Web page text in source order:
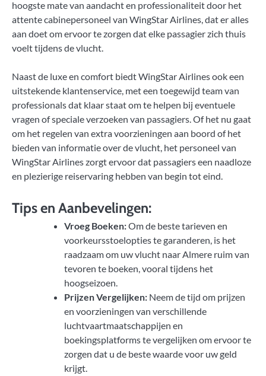
hoogste mate van aandacht en professionaliteit door het
attente cabinepersoneel van WingStar Airlines, dat er alles
aan doet om ervoor te zorgen dat elke passagier zich thuis
voelt tijdens de vlucht.
Naast de luxe en comfort biedt WingStar Airlines ook een
uitstekende klantenservice, met een toegewijd team van
professionals dat klaar staat om te helpen bij eventuele
vragen of speciale verzoeken van passagiers. Of het nu gaat
om het regelen van extra voorzieningen aan boord of het
bieden van informatie over de vlucht, het personeel van
WingStar Airlines zorgt ervoor dat passagiers een naadloze
en plezierige reiservaring hebben van begin tot eind.
Tips en Aanbevelingen:
Vroeg Boeken:Om de beste tarieven en
voorkeursstoelopties te garanderen, is het
raadzaam om uw vlucht naar Almere ruim van
tevoren te boeken, vooral tijdens het
hoogseizoen.
Prijzen Vergelijken: Neem de tijd om prijzen
en voorzieningen van verschillende
luchtvaartmaatschappijen en
boekingsplatforms te vergelijken om ervoor te
zorgen dat u de beste waarde voor uw geld
krijgt.